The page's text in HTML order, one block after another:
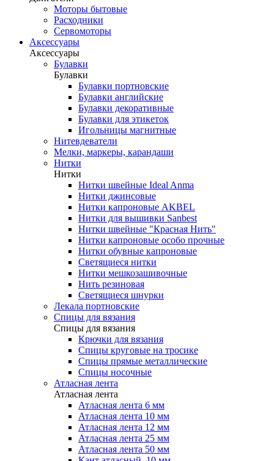
Моторы бытовые
Расходники
Сервомоторы
Аксессуары
Аксессуары
Булавки
Булавки
Булавки портновские
Булавки английские
Булавки декоративные
Булавки для этикеток
Игольницы магнитные
Нитевдеватели
Мелки, маркеры, карандаши
Нитки
Нитки
Нитки швейные Ideal Anma
Нитки джинсовые
Нитки капроновые AKBEL
Нитки для вышивки Sanbest
Нитки швейные "Красная Нить"
Нитки капроновые особо прочные
Нитки обувные капроновые
Светящиеся нитки
Нитки мешкозашивочные
Нить резиновая
Светящиеся шнурки
Лекала портновские
Спицы для вязания
Спицы для вязания
Крючки для вязания
Спицы круговые на тросике
Спицы прямые металлические
Спицы носочные
Атласная лента
Атласная лента
Атласная лента 6 мм
Атласная лента 10 мм
Атласная лента 12 мм
Атласная лента 25 мм
Атласная лента 50 мм